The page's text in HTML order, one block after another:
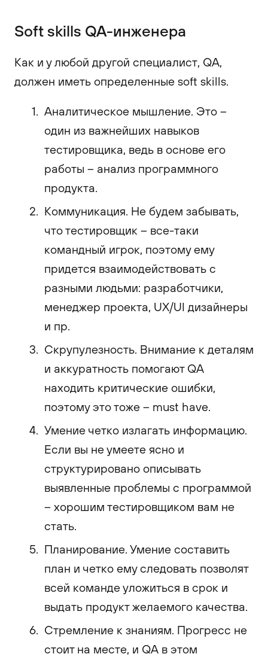
Soft skills QA-инженера
Как и у любой другой специалист, QA,
должен иметь определенные soft skills.
Аналитическое мышление. Это –
один из важнейших навыков
тестировщика, ведь в основе его
работы – анализ программного
продукта.
Коммуникация. Не будем забывать,
что тестировщик – все-таки
командный игрок, поэтому ему
придется взаимодействовать с
разными людьми: разработчики,
менеджер проекта, UX/UI дизайнеры
и пр.
Скрупулезность. Внимание к деталям
и аккуратность помогают QA
находить критические ошибки,
поэтому это тоже – must have.
Умение четко излагать информацию.
Если вы не умеете ясно и
структурировано описывать
выявленные проблемы с программой
– хорошим тестировщиком вам не
стать.
Планирование. Умение составить
план и четко ему следовать позволят
всей команде уложиться в срок и
выдать продукт желаемого качества.
Стремление к знаниям. Прогресс не
стоит на месте, и QA в этом